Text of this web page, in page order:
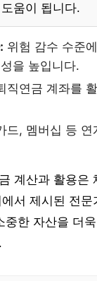
움이 됩니다.
위험 감수 수준
을 높입니다.
직연금 계좌를
드, 멤버십 등 연
계산과 활용은
서 제시된 전
중한 자산을 더